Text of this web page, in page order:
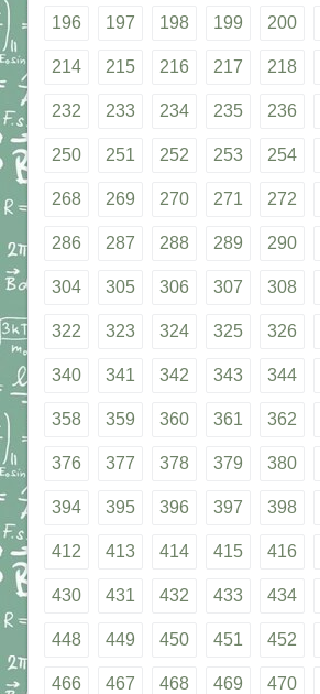
196 197 198 199 200
214 215 216 217 218
232 233 234 235 236
250 251 252 253 254
268 269 270 271 272
286 287 288 289 290
304 305 306 307 308
322 323 324 325 326
340 341 342 343 344
358 359 360 361 362
376 377 378 379 380
394 395 396 397 398
412 413 414 415 416
430 431 432 433 434
448 449 450 451 452
466 467 468 469 470